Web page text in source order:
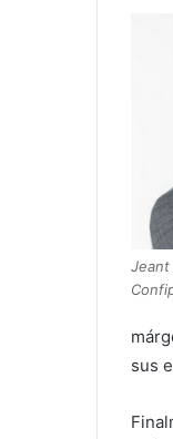
Jeant
sus